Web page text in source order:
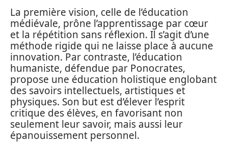
La première vision, celle de l’éducation
médiévale, prône l’apprentissage par cœur
et la répétition sans réflexion. Il s’agit d’une
méthode rigide qui ne laisse place à aucune
innovation. Par contraste, l’éducation
humaniste, défendue par Ponocrates,
propose une éducation holistique englobant
des savoirs intellectuels, artistiques et
physiques. Son but est d’élever l’esprit
critique des élèves, en favorisant non
seulement leur savoir, mais aussi leur
épanouissement personnel.